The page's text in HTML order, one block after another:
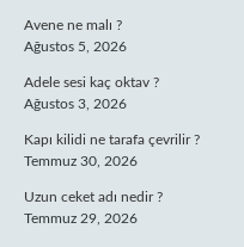
Avene ne malı ?
Ağustos 5, 2026
Adele sesi kaç oktav ?
Ağustos 3, 2026
Kapı kilidi ne tarafa çevrilir ?
Temmuz 30, 2026
Uzun ceket adı nedir ?
Temmuz 29, 2026